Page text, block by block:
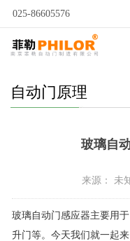
025-86605576
自动门
自动门原理
玻璃自
来源： 未
玻璃自动门感应器主要用
升门等。今天我们就一起